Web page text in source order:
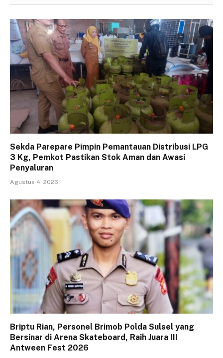
Sekda Parepare Pimpin Pemantauan Distribusi LPG
3 Kg, Pemkot Pastikan Stok Aman dan Awasi
Penyaluran
Agustus 4, 2026
Briptu Rian, Personel Brimob Polda Sulsel yang
Bersinar di Arena Skateboard, Raih Juara III
Antween Fest 2026